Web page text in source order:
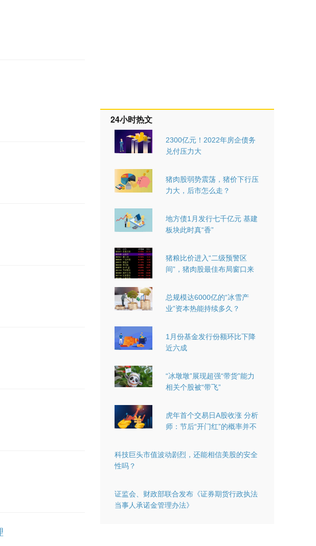
24小时热文
2300亿元！2022年房企债务
兑付压力大
猪肉股弱势震荡，猪价下行压
力大，后市怎么走？
地方债1月发行七千亿元 基建
板块此时真“香”
猪粮比价进入“二级预警区
间”，猪肉股最佳布局窗口来
总规模达6000亿的“冰雪产
业”资本热能持续多久？
1月份基金发行份额环比下降
近六成
“冰墩墩”展现超强“带货”能力
相关个股被“带飞”
虎年首个交易日A股收涨 分析
师：节后“开门红”的概率并不
科技巨头市值波动剧烈，还能相信美股的安全
性吗？
证监会、财政部联合发布《证券期货行政执法
当事人承诺金管理办法》